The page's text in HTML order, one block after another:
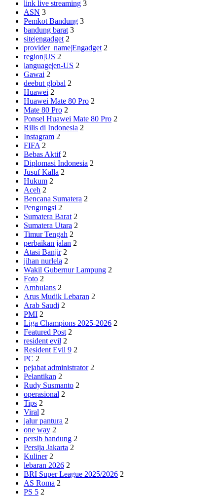
link live streaming 3
ASN 3
Pemkot Bandung 3
bandung barat 3
site|engadget 2
provider_name|Engadget 2
region|US 2
language|en-US 2
Gawai 2
deebut global 2
Huawei 2
Huawei Mate 80 Pro 2
Mate 80 Pro 2
Ponsel Huawei Mate 80 Pro 2
Rilis di Indonesia 2
Instagram 2
FIFA 2
Bebas Aktif 2
Diplomasi Indonesia 2
Jusuf Kalla 2
Hukum 2
Aceh 2
Bencana Sumatera 2
Pengungsi 2
Sumatera Barat 2
Sumatera Utara 2
Timur Tengah 2
perbaikan jalan 2
Atasi Banjir 2
jihan nurlela 2
Wakil Gubernur Lampung 2
Foto 2
Ambulans 2
Arus Mudik Lebaran 2
Arab Saudi 2
PMI 2
Liga Champions 2025-2026 2
Featured Post 2
resident evil 2
Resident Evil 9 2
PC 2
pejabat administrator 2
Pelantikan 2
Rudy Susmanto 2
operasional 2
Tips 2
Viral 2
jalur pantura 2
one way 2
persib bandung 2
Persija Jakarta 2
Kuliner 2
lebaran 2026 2
BRI Super League 2025/2026 2
AS Roma 2
PS 5 2